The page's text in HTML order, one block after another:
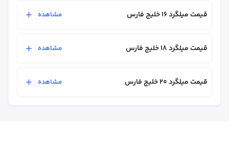
قیمت میلگرد ۱۶ خلیج فارس مشاهده
قیمت میلگرد ۱۸ خلیج فارس مشاهده
قیمت میلگرد ۲۰ خلیج فارس مشاهده